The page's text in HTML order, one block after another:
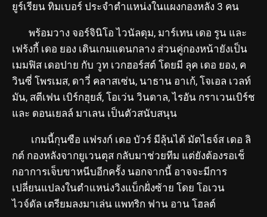
ยูร์เรียน ทิมเบอร์ ประจำตำแหน่งในแผงกองหลัง 3 คน
พร้อมวาง จอร์จินิโอ ไวนัลดุม, มาร์เทน เดอ รูน และ
เฟร้งกี้ เดอ ยอง เดินเกมแดนกลาง ส่วนคู่กองหน้ายังเป็น
เมมฟิส เดอปาย กับ วูท เวกฮอร์สต์ โดยมี ลุค เดอ ยอง, ค
วินซี่ โพรเมส, ดาวี่ คลาสเซ่น, นาธาน อาเก้, โจเอล เวลท์
มัน, สตีเฟน เบิร์กฮุยส์, โอเว่น วินดาล, ไรอัน กราเวนเบิร์ช
และ ดอนเยลล์ มาเลน เป็นตัวสนับสนุน
เกมนี้กุนซือ แฟรงก์ เดอ บัวร์ มีลุ้นได้ มัตไธจ์ส เดอ ลิ
กต์ กองหลังจากยูเวนตุส กลับมาช่วยทีม แต่ยังต้องรอเช็
กอาการเจ็บขาหนีบอีกครั้ง นอกจากนี้ อาจจะมีการ
เปลี่ยนแปลงในตำแหน่งวิงแบ็กฝั่งซ้าย โดย โอเวน
ไวจ์ดัล เตรียมลงมาเล่น แพทริก ฟาน อาน โฮลต์